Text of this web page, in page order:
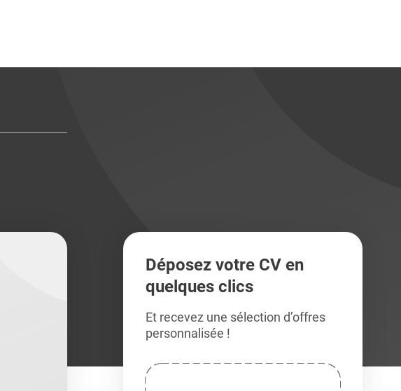
Déposez votre CV en
quelques clics
Et recevez une sélection d’offres
personnalisée !